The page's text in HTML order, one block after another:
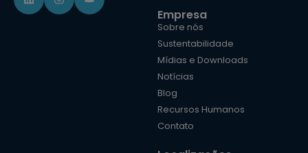
Empresa
Sobre nós
Sustentabilidade
Mídias e Downloads
Notícias
Blog
Recursos Humanos
Contato